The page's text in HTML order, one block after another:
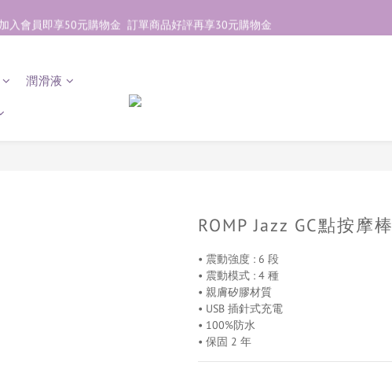
加入會員即享50元購物金  訂單商品好評再享30元購物金
加入會員即享50元購物金  訂單商品好評再享30元購物金
加入會員即享50元購物金  訂單商品好評再享30元購物金
潤滑液
ROMP Jazz GC點按摩棒
• 震動強度 : 6 段
• 震動模式 : 4 種
• 親膚矽膠材質
• USB 插針式充電
• 100%防水
• 保固 2 年